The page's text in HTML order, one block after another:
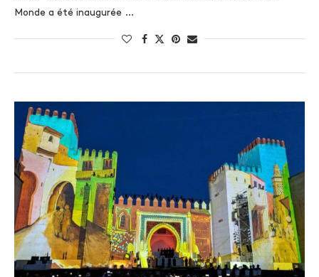
Monde a été inaugurée …